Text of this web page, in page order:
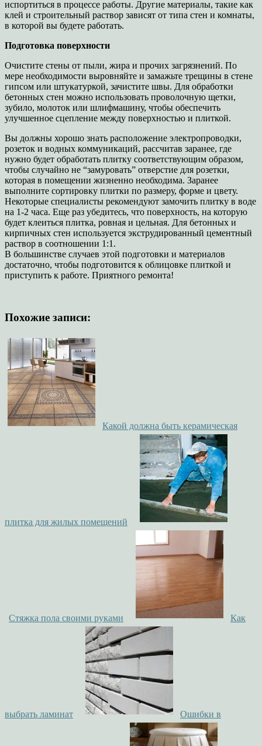
испортиться в процессе работы. Другие материалы, такие как
клей и строительный раствор зависят от типа стен и комнаты,
в которой вы будете работать.
Подготовка поверхности
Очистите стены от пыли, жира и прочих загрязнений. По
мере необходимости выровняйте и замажьте трещины в стене
гипсом или штукатуркой, зачистите швы. Для обработки
бетонных стен можно использовать проволочную щетки,
зубило, молоток или шлифмашину, чтобы обеспечить
улучшенное сцепление между поверхностью и плиткой.
Вы должны хорошо знать расположение электропроводки,
розеток и водных коммуникаций, рассчитав заранее, где
нужно будет обработать плитку соответствующим образом,
чтобы случайно не “замуровать” отверстие для розетки,
которая в помещении жизненно необходима. Заранее
выполните сортировку плитки по размеру, форме и цвету.
Некоторые специалисты рекомендуют замочить плитку в воде
на 1-2 часа. Еще раз убедитесь, что поверхность, на которую
будет клеиться плитка, ровная и цельная. Для бетонных и
кирпичных стен используется экструдированный цементный
раствор в соотношении 1:1.
В большинстве случаев этой подготовки и материалов
достаточно, чтобы подготовится к облицовке плиткой и
приступить к работе. Приятного ремонта!
Похожие записи:
Какой должна быть керамическая
плитка для жилых помещений
Стяжка пола своими руками Как
выбрать ламинат Ошибки в